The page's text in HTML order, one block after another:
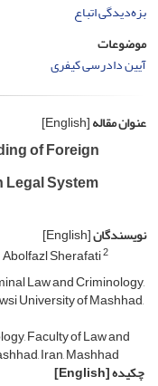
بزه‌دیدگی اتباع
موضوعات
آیین دادرسی کیفری
عنوان مقاله[English]
of Foreign
Legal System
نویسندگان[English]
Abolfazl Sherafati2
Law and Criminology,
University of Mashhad,
Faculty of Law and
Iran, Mashhad
چکیده[English]